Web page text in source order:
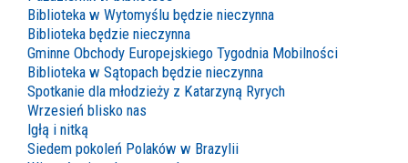
Biblioteka w Wytomyślu będzie nieczynna
Biblioteka będzie nieczynna
Gminne Obchody Europejskiego Tygodnia Mobilności
Biblioteka w Sątopach będzie nieczynna
Spotkanie dla młodzieży z Katarzyną Ryrych
Wrzesień blisko nas
Igłą i nitką
Siedem pokoleń Polaków w Brazylii